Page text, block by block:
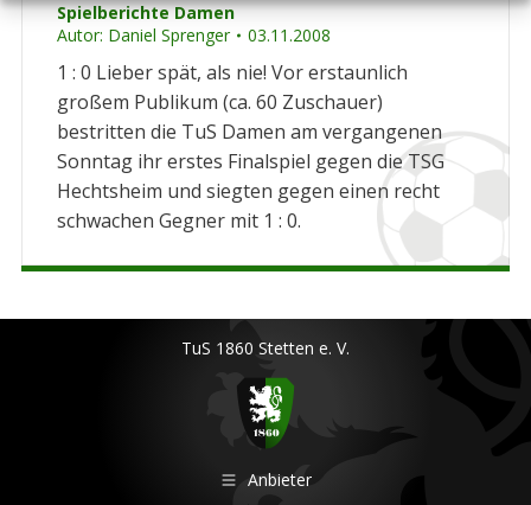
Spielberichte Damen
Autor: Daniel Sprenger 03.11.2008
1 : 0 Lieber spät, als nie! Vor erstaunlich
großem Publikum (ca. 60 Zuschauer)
bestritten die TuS Damen am vergangenen
Sonntag ihr erstes Finalspiel gegen die TSG
Hechtsheim und siegten gegen einen recht
schwachen Gegner mit 1 : 0.
TuS 1860 Stetten e. V.
Anbieter